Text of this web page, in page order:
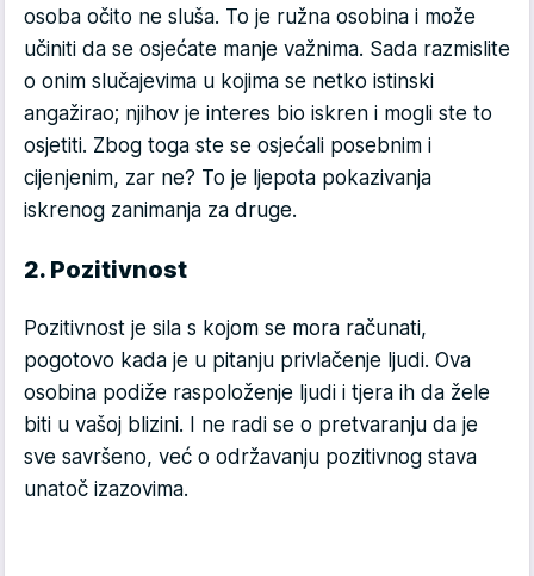
osoba očito ne sluša. To je ružna osobina i može
učiniti da se osjećate manje važnima. Sada razmislite
o onim slučajevima u kojima se netko istinski
angažirao; njihov je interes bio iskren i mogli ste to
osjetiti. Zbog toga ste se osjećali posebnim i
cijenjenim, zar ne? To je ljepota pokazivanja
iskrenog zanimanja za druge.
2. Pozitivnost
Pozitivnost je sila s kojom se mora računati,
pogotovo kada je u pitanju privlačenje ljudi. Ova
osobina podiže raspoloženje ljudi i tjera ih da žele
biti u vašoj blizini. I ne radi se o pretvaranju da je
sve savršeno, već o održavanju pozitivnog stava
unatoč izazovima.